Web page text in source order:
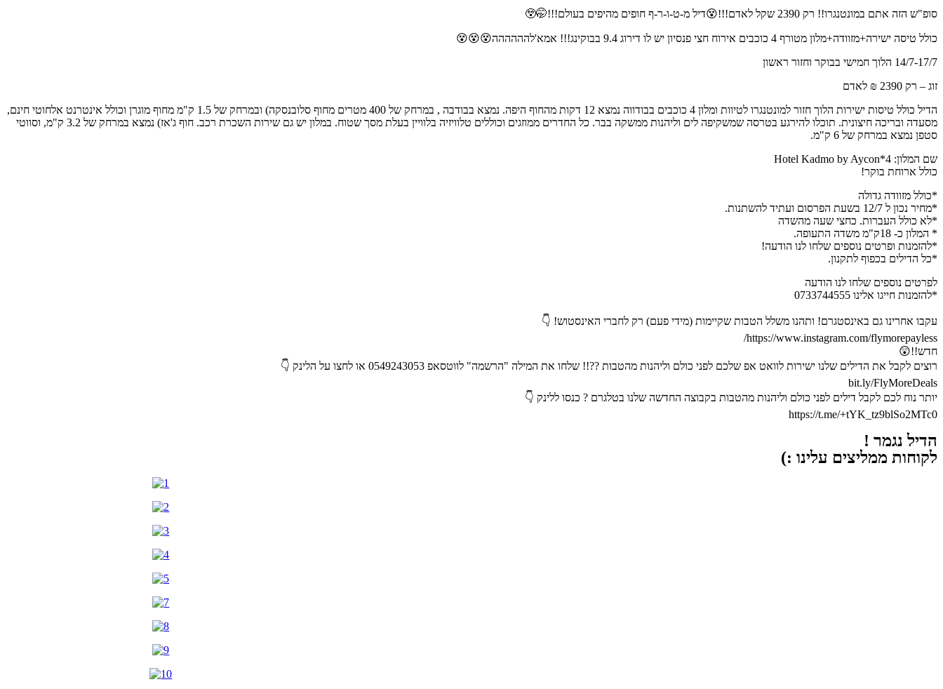
סופ"ש הזה אתם במונטנגרו!! רק 2390 שקל לאדם!!!😵דיל מ-ט-ו-ר-ף חופים מהיפים בעולם!!!🤭😲
כולל טיסה ישירה+מזוודה+מלון מטורף 4 כוכבים אירוח חצי פנסיון יש לו דירוג 9.4 בבוקינג!!! אמא'להההההה😵😵😵
14/7-17/7 הלוך חמישי בבוקר וחזור ראשון
זוג – רק 2390 ₪ לאדם
הדיל כולל טיסות ישירות הלוך חזור למונטנגרו לטיוות ומלון 4 כוכבים בבודווה נמצא 12 דקות מהחוף היפה. נמצא בבודבה , במרחק של 400 מטרים מחוף סלובנסקה) ובמרחק של 1.5 ק"מ מחוף מוגרן וכולל אינטרנט אלחוטי חינם,
מסעדה ובריכה חיצונית. תוכלו להירגע בטרסה שמשקיפה לים וליהנות ממשקה בבר. כל החדרים ממוזגים וכוללים טלוויזיה בלוויין בעלת מסך שטוח. במלון יש גם שירות השכרת רכב. חוף ג'אז) נמצא במרחק של 3.2 ק"מ, וסווטי
סטפן נמצא במרחק של 6 ק"מ.
שם המלון: 4*Hotel Kadmo by Aycon
כולל ארוחת בוקר!
*כולל מזוודה גדולה
*מחיר נכון ל 12/7 בשעת הפרסום ועתיד להשתנות.
*לא כולל העברות. כחצי שעה מהשדה
* המלון כ- 18ק"מ משדה התעופה.
*להזמנות ופרטים נוספים שלחו לנו הודעה!
*כל הדילים בכפוף לתקנון.
לפרטים נוספים שלחו לנו הודעה
*להזמנות חייגו אלינו 0733744555
עקבו אחרינו גם באינסטגרם! ותהנו משלל הטבות שקיימות (מידי פעם) רק לחברי האינסטוש! 👇
https://www.instagram.com/flymorepayless/
חדש!!😲
רוצים לקבל את הדילים שלנו ישירות לוואט אפ שלכם לפני כולם וליהנות מהטבות ??!! שלחו את המילה "הרשמה" לווטסאפ 0549243053 או לחצו על הלינק 👇
bit.ly/FlyMoreDeals
יותר נוח לכם לקבל דילים לפני כולם וליהנות מהטבות בקבוצה החדשה שלנו בטלגרם ? כנסו ללינק 👇
https://t.me/+tYK_tz9blSo2MTc0
הדיל נגמר !
לקוחות ממליצים עלינו :)